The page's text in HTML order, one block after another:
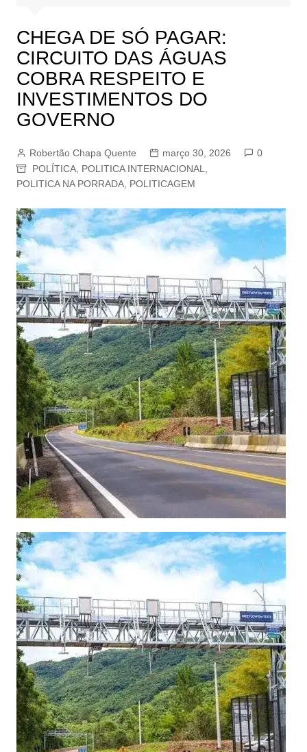
CHEGA DE SÓ PAGAR:
CIRCUITO DAS ÁGUAS
COBRA RESPEITO E
INVESTIMENTOS DO
GOVERNO
Robertão Chapa Quente março 30, 2026
0
POLÍTICA, POLITICA INTERNACIONAL
POLITICA NA PORRADA, POLITICAGEM